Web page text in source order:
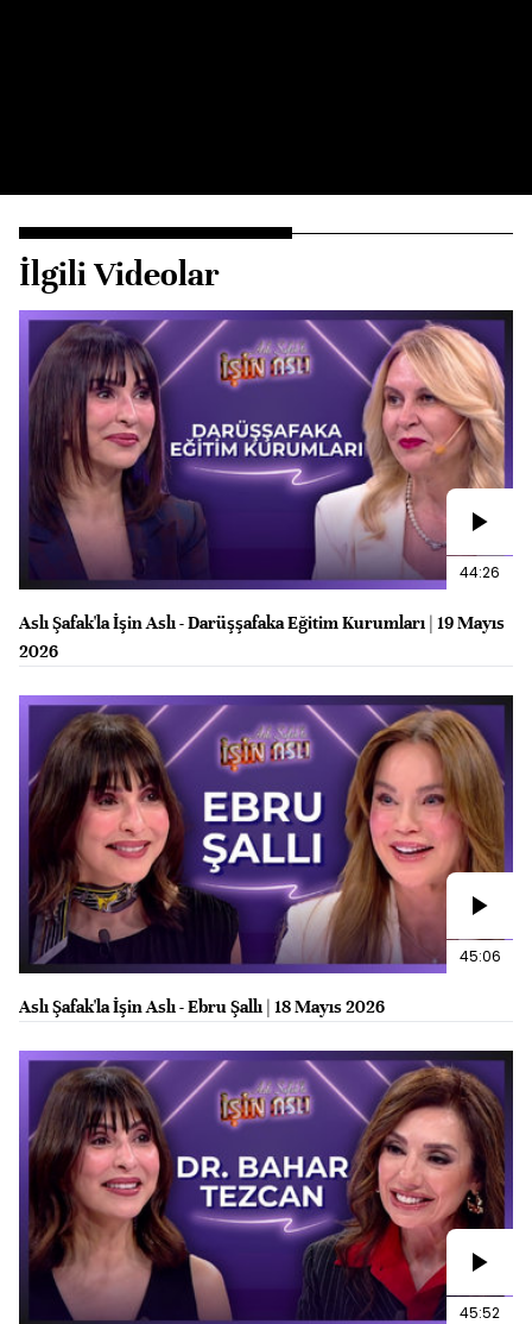
İlgili Videolar
44:26
Aslı Şafak'la İşin Aslı - Darüşşafaka Eğitim Kurumları | 19 Mayıs
2026
45:06
Aslı Şafak'la İşin Aslı - Ebru Şallı | 18 Mayıs 2026
45:52